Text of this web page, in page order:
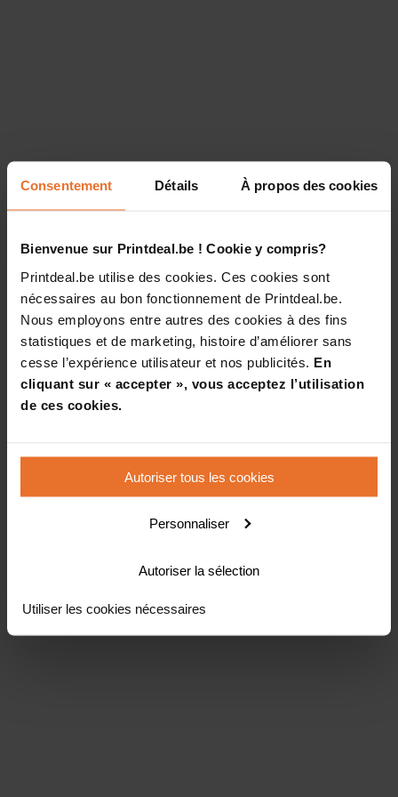
Consentement Détails À propos des cookies
Bienvenue sur Printdeal.be ! Cookie y compris?
Printdeal.be utilise des cookies. Ces cookies sont
nécessaires au bon fonctionnement de Printdeal.be.
Nous employons entre autres des cookies à des fins
statistiques et de marketing, histoire d’améliorer sans
cesse l’expérience utilisateur et nos publicités. En
cliquant sur « accepter », vous acceptez l’utilisation
de ces cookies.
Autoriser tous les cookies
Personnaliser
Autoriser la sélection
Utiliser les cookies nécessaires